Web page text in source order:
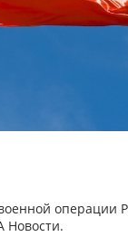
операции
Новости.